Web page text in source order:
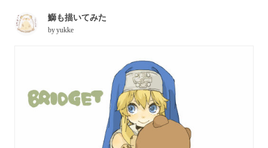
鰤も描いてみた
byyukke